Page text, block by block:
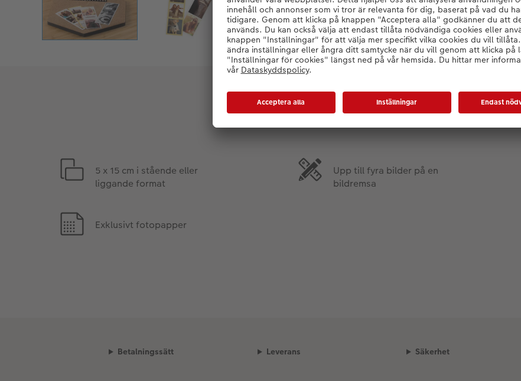
Produktinformation
5 x 15 cm i stående eller
liggande format
Upp till fyra bilder på en
bildremsa
Exklusivt fotopapper
Betalningssätt Leverans Säkerhet